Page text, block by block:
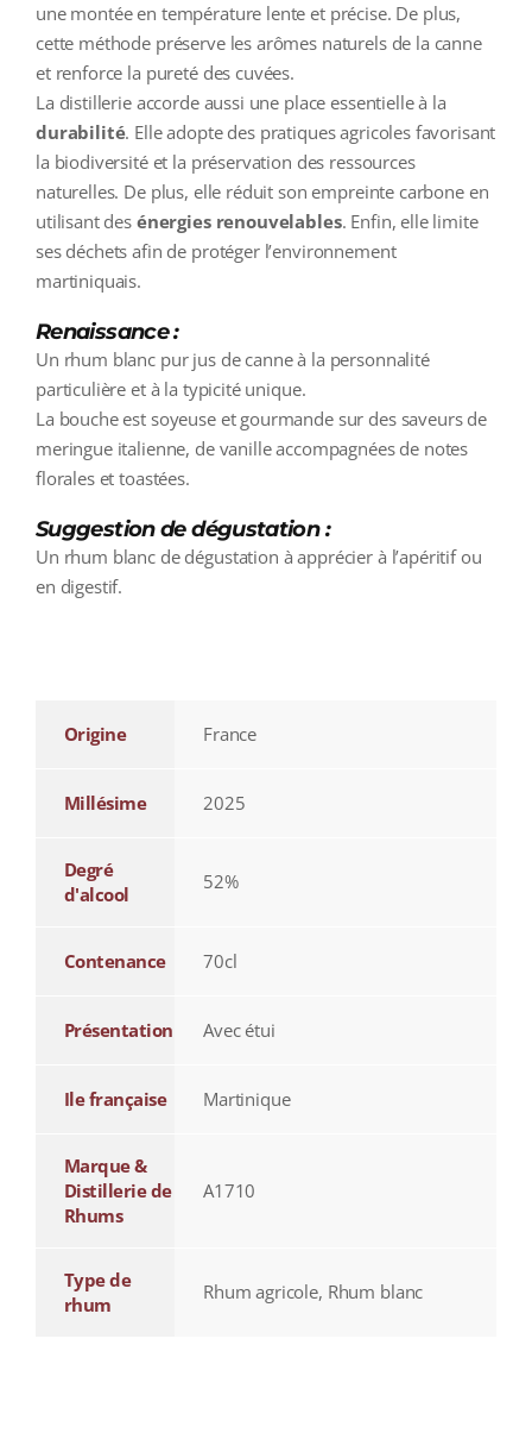
une montée en température lente et précise. De plus,
cette méthode préserve les arômes naturels de la canne
et renforce la pureté des cuvées.
La distillerie accorde aussi une place essentielle à la
durabilité. Elle adopte des pratiques agricoles favorisant
la biodiversité et la préservation des ressources
naturelles. De plus, elle réduit son empreinte carbone en
utilisant des énergies renouvelables. Enfin, elle limite
ses déchets afin de protéger l’environnement
martiniquais.
Renaissance :
Un rhum blanc pur jus de canne à la personnalité
particulière et à la typicité unique.
La bouche est soyeuse et gourmande sur des saveurs de
meringue italienne, de vanille accompagnées de notes
florales et toastées.
Suggestion de dégustation :
Un rhum blanc de dégustation à apprécier à l’apéritif ou
en digestif.
Origine France
Millésime 2025
Degré
d'alcool
52%
Contenance 70cl
Présentation Avec étui
Ile française Martinique
Marque &
Distillerie de
Rhums
A1710
Type de
rhum
Rhum agricole, Rhum blanc